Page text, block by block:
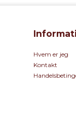
Hvem er jeg
Kontakt